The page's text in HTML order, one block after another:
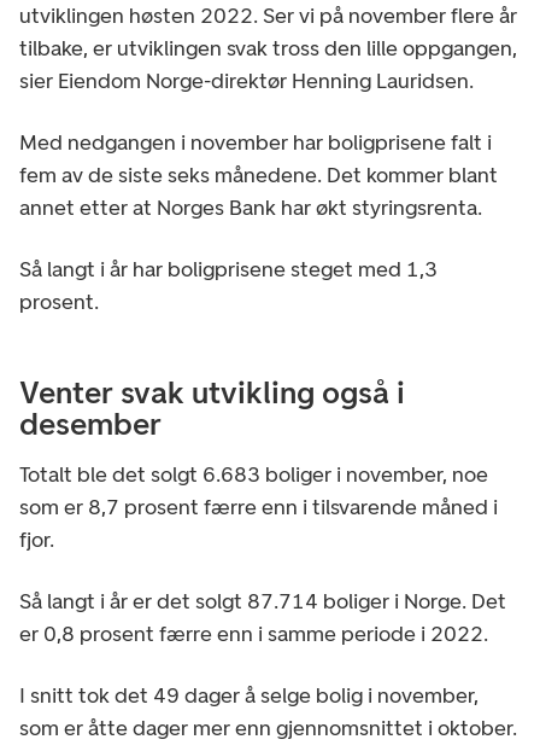
utviklingen høsten 2022. Ser vi på november flere år
tilbake, er utviklingen svak tross den lille oppgangen,
sier Eiendom Norge-direktør Henning Lauridsen.
Med nedgangen i november har boligprisene falt i
fem av de siste seks månedene. Det kommer blant
annet etter at Norges Bank har økt styringsrenta.
Så langt i år har boligprisene steget med 1,3
prosent.
Venter svak utvikling også i
desember
Totalt ble det solgt 6.683 boliger i november, noe
som er 8,7 prosent færre enn i tilsvarende måned i
fjor.
Så langt i år er det solgt 87.714 boliger i Norge. Det
er 0,8 prosent færre enn i samme periode i 2022.
I snitt tok det 49 dager å selge bolig i november,
som er åtte dager mer enn gjennomsnittet i oktober.